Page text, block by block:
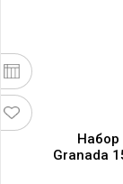
Набор
Granada